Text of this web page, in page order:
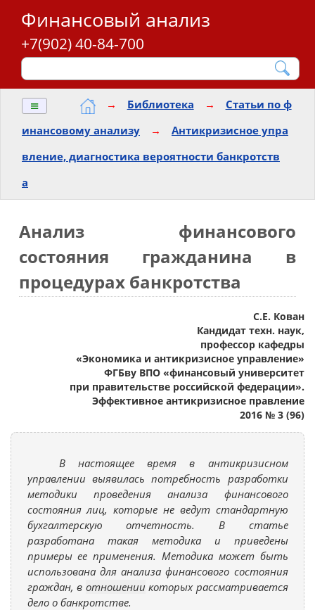
Финансовый анализ
+7(902) 40-84-700
≡ → Библиотека →
Статьи по ф
инансовому анализу
→
Антикризисное упра
вление, диагностика вероятности банкротств
а
Анализ финансового
состояния гражданина в
процедурах банкротства
С.Е. Кован
Кандидат техн. наук,
профессор кафедры
«Экономика и антикризисное управление»
ФГБву ВПО «финансовый университет
при правительстве российской федерации».
Эффективное антикризисное правление
2016 № 3 (96)
В настоящее время в антикризисном
управлении выявилась потребность разработки
методики проведения анализа финансового
состояния лиц, которые не ведут стандартную
бухгалтерскую отчетность. В статье
разработана такая методика и приведены
примеры ее применения. Методика может быть
использована для анализа финансового состояния
граждан, в отношении которых рассматривается
дело о банкротстве.